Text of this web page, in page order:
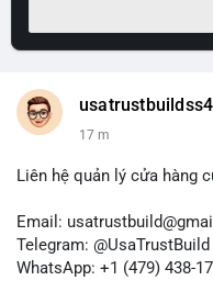
17 m
Liên hệ quản lý cửa hàng
Email:
Telegram: @UsaTrustBuild
WhatsApp: +1 (479) 438-